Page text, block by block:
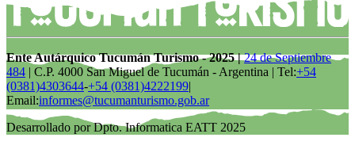
Ente Autárquico Tucumán Turismo - 2025 |24 de Septiembre
484 | C.P. 4000 San Miguel de Tucumán - Argentina | Tel:+54
(0381)4303644-+54 (0381)4222199|
Email:informes@tucumanturismo.gob.ar
Desarrollado por Dpto. Informatica EATT 2025